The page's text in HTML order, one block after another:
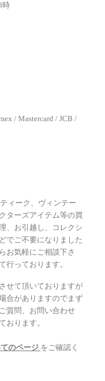
時
/ Mastercard / JCB /
ィーク、ヴィンテー
ターズアイテム等の買
、お引越し、コレクシ
でご不要になりました
お気軽にご相談下さ
行っております。
せて頂いておりますが
合がありますのでまず
質問、お問い合わせ
おります。
のページ をご確認く